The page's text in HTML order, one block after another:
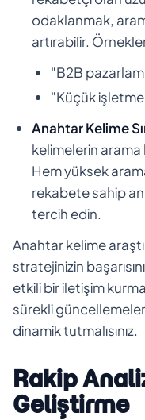
odaklanmak,
artırabilir.
"B2B
"Küçük
Anahtar Kelime
kelimelerin
Hem yüksek
rekabete sahip
tercih edin.
Anahtar kelime
stratejinizin
etkili bir iletişim
sürekli
dinamik tutmalısınız.
Rakip
Geliştirme